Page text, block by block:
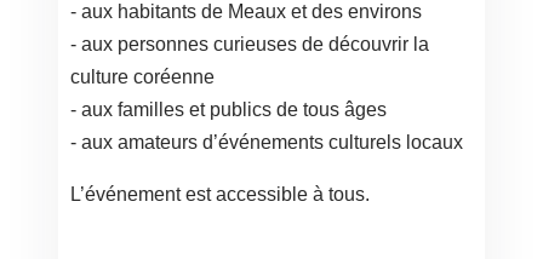
- aux habitants de Meaux et des environs
- aux personnes curieuses de découvrir la
culture coréenne
- aux familles et publics de tous âges
- aux amateurs d’événements culturels locaux
L’événement est accessible à tous.